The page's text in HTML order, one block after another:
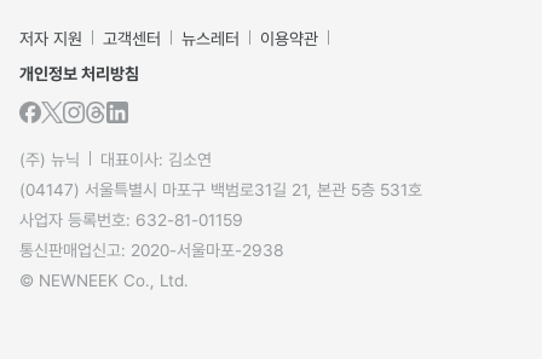
저자 지원 고객센터 뉴스레터
이용약관
개인정보 처리방침
(주) 뉴닉
대표이사: 김소연
(04147) 서울특별시 마포구 백범로31길 21, 본관 5층 531호
사업자 등록번호: 632-81-01159
통신판매업신고: 2020-서울마포-2938
© NEWNEEK Co., Ltd.